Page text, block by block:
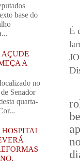
É
base do
AÇUDE
A
no
Senador
quarta-
HOSPITAL